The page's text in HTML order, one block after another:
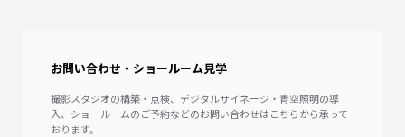
お問い合わせ・ショールーム見学
撮影スタジオの構築・点検、デジタルサイネージ・青空照明の導
入、ショールームのご予約などのお問い合わせはこちらから承って
おります。